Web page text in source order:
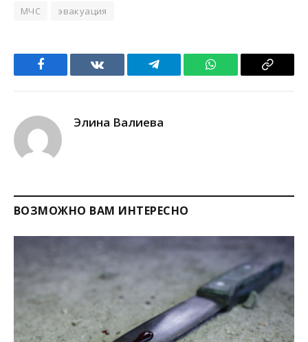
МЧС
эвакуация
Facebook VKontakteTelegram WhatsApp Copy
Элина Валиева
ВОЗМОЖНО ВАМ ИНТЕРЕСНО